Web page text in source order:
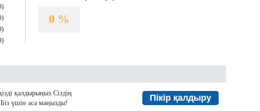
0 %
қалдырыңыз.Сіздің
Біз үшін аса маңызды!
Пікір қалдыру